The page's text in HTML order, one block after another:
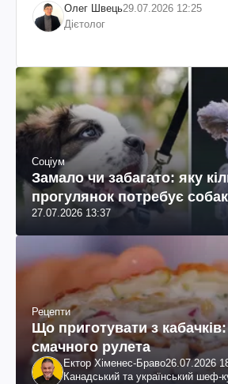
Олег Швець29.07.2026 12:25
Дієтолог
Соціум
Замало чи забагато: яку
прогулянок потребує
27.07.2026 13:37
Рецепти
Що приготувати з
смачного рулета
Ектор Хіменес-Браво26.07.2026
Канадський та український шеф-